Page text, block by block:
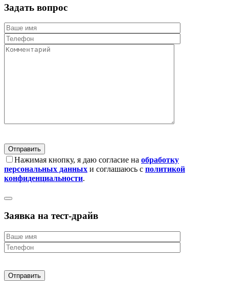
Задать вопрос
Нажимая кнопку, я даю согласие на обработку
персональных данных и соглашаюсь с политикой
конфиденциальности.
Заявка на тест-драйв